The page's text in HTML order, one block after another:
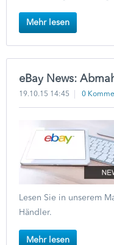
Mehr lesen
eBay News:
19.10.15 14:45 0
Lesen Sie in unserem
Händler.
Mehr lesen